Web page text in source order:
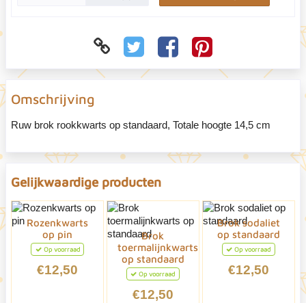
Omschrijving
Ruw brok rookkwarts op standaard, Totale hoogte 14,5 cm
Gelijkwaardige producten
Rozenkwarts
op pin
Op voorraad
€12,50
Brok
toermalijnkwarts
op standaard
Op voorraad
€12,50
Brok sodaliet
op standaard
Op voorraad
€12,50